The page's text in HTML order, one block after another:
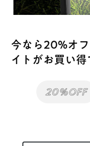
今なら20%オ
イトがお買い得
20%OFF